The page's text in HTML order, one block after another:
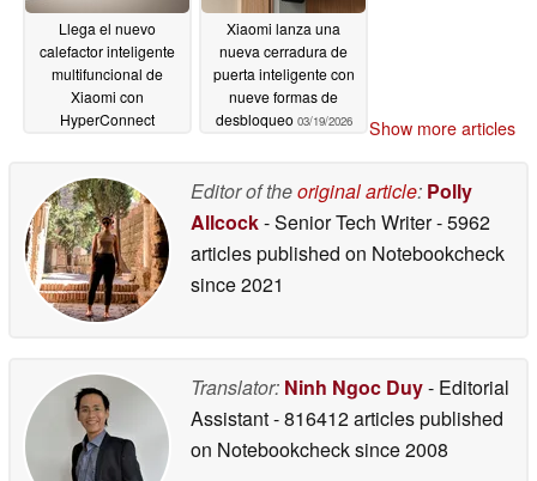
Llega el nuevo
calefactor inteligente
multifuncional de
Xiaomi con
HyperConnect
Xiaomi lanza una
nueva cerradura de
puerta inteligente con
nueve formas de
desbloqueo 03/19/2026 Show more articles
Editor of theoriginal article: Polly
Allcock- Senior Tech Writer- 5962
articles published on Notebookcheck
since 2021
Translator: Ninh Ngoc Duy- Editorial
Assistant- 816412 articles published
on Notebookchecksince 2008